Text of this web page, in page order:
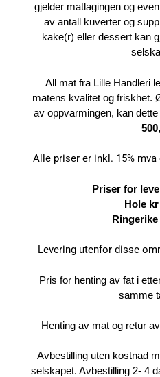
gjelder matlagingen og
av antall kuverter og
kake(r) eller dessert kan
All mat fra Lille Handleri
matens kvalitet og friskhet.
av oppvarmingen, kan
Alle priser er inkl. 15%
Priser for
Hole kr
Ringerike
Levering utenfor disse
Pris for henting av fat i
samme
Henting av mat og retur
Avbestilling uten kostnad
selskapet. Avbestilling 2- 4